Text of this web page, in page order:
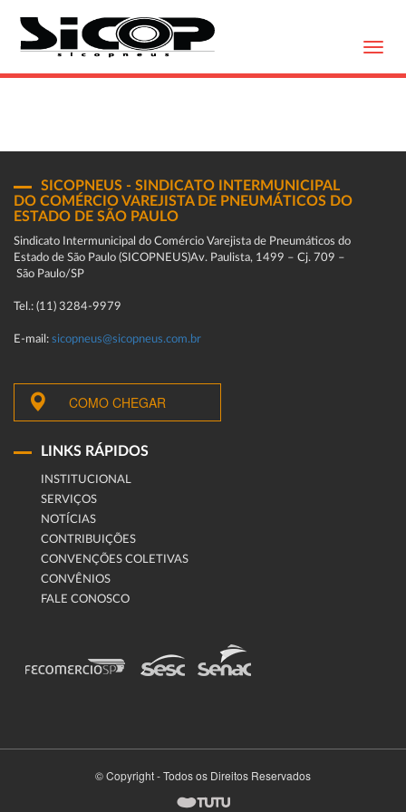
SICOPNEUS - SINDICATO INTERMUNICIPAL
DO COMÉRCIO VAREJISTA DE PNEUMÁTICOS DO
ESTADO DE SÃO PAULO
Sindicato Intermunicipal do Comércio Varejista de Pneumáticos do
Estado de São Paulo (SICOPNEUS)Av. Paulista, 1499 – Cj. 709 –
São Paulo/SP
Tel.: (11) 3284-9979
E-mail: sicopneus@sicopneus.com.br
COMO CHEGAR
LINKS RÁPIDOS
INSTITUCIONAL
SERVIÇOS
NOTÍCIAS
CONTRIBUIÇÕES
CONVENÇÕES COLETIVAS
CONVÊNIOS
FALE CONOSCO
© Copyright - Todos os Direitos Reservados